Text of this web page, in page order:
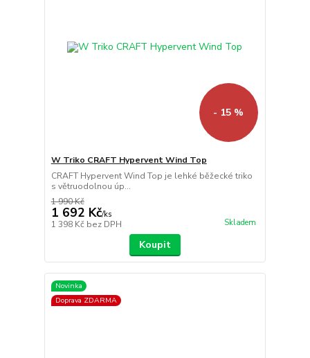
- 15 %
W Triko CRAFT Hypervent Wind Top
CRAFT Hypervent Wind Top je lehké běžecké triko
s větruodolnou úp...
1 990 Kč
1 692 Kč/ks
1 398 Kč bez DPH Skladem
Koupit
Novinka
Doprava ZDARMA